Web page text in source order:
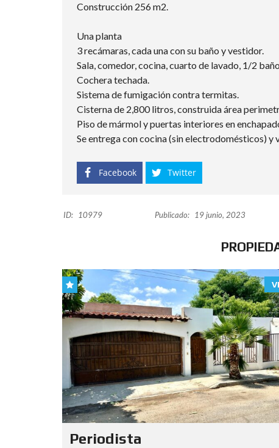
Construcción 256 m2.
Una planta
3 recámaras, cada una con su baño y vestidor.
Sala, comedor, cocina, cuarto de lavado, 1/2
Cochera techada.
Sistema de fumigación contra termitas.
Cisterna de 2,800 litros, construida área
Piso de mármol y puertas interiores en
Se entrega con cocina (sin electrodomésticos) y
Facebook Twitter
ID: 10979 Publicado: 19 junio, 2023
Periodista